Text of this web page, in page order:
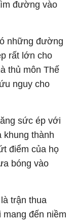
đường vào
những đường
rất lớn cho
thủ môn Thế
nguy cho
sức ép với
khung thành
điểm của họ
bóng vào
trận thua
đến niềm